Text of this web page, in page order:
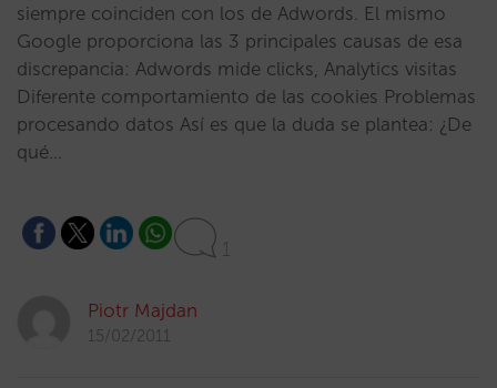
siempre coinciden con los de Adwords. El mismo
Google proporciona las 3 principales causas de esa
discrepancia: Adwords mide clicks, Analytics visitas
Diferente comportamiento de las cookies Problemas
procesando datos Así es que la duda se plantea: ¿De
qué…
1
Piotr Majdan
15/02/2011